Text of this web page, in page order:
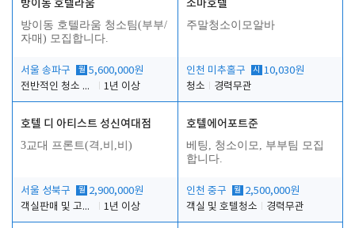
방이동 호텔라움
방이동 호텔라움 청소팀(부부/
자매) 모집합니다.
서울 송파구 월 5,600,000원
전반적인 청소 업무(객실청소.객실정리)
1년 이상
소마호텔
주말청소이모알바
인천 미추홀구 시
10,030원
청소
경력무관
호텔 디 아티스트 성신여대점
3교대 프론트(격,비,비)
서울 성북구 월 2,900,000원
객실판매 및 고객응대
1년 이상
호텔에어포트준
베팅, 청소이모, 부부팀 모집
합니다.
인천 중구 월 2,500,000원
객실 및 호텔청소
경력무관